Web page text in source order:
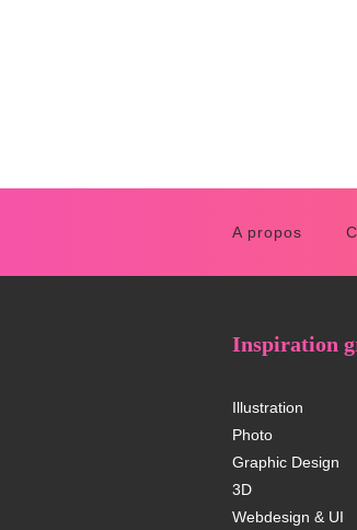
A propos
Inspiration
Illustration
Photo
Graphic Design
3D
Webdesign & UI